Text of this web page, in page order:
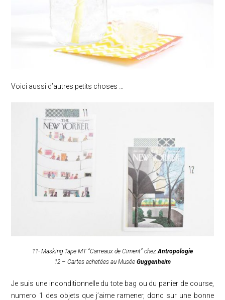
Voici aussi d’autres petits choses …
11- Masking Tape MT “Carreaux de Ciment” chez Antropologie
12 – Cartes achetées au Musée Guggenheim
Je suis une inconditionnelle du tote bag ou du panier de course,
numero 1 des objets que j’aime ramener, donc sur une bonne